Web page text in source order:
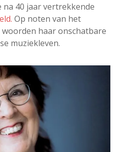
40 jaar vertrekkende
Op noten van het
haar onschatbare
muziekleven.